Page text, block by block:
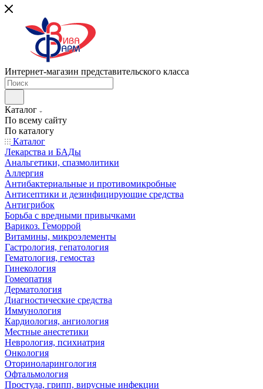
Интернет-магазин представительского класса
Каталог
По всему сайту
По каталогу
Каталог
Лекарства и БАДы
Анальгетики, спазмолитики
Аллергия
Антибактериальные и противомикробные
Антисептики и дезинфицирующие средства
Антигрибок
Борьба с вредными привычками
Варикоз. Геморрой
Витамины, микроэлементы
Гастрология, гепатология
Гематология, гемостаз
Гинекология
Гомеопатия
Дерматология
Диагностические средства
Иммунология
Кардиология, ангиология
Местные анестетики
Неврология, психиатрия
Онкология
Оториноларингология
Офтальмология
Простуда, грипп, вирусные инфекции